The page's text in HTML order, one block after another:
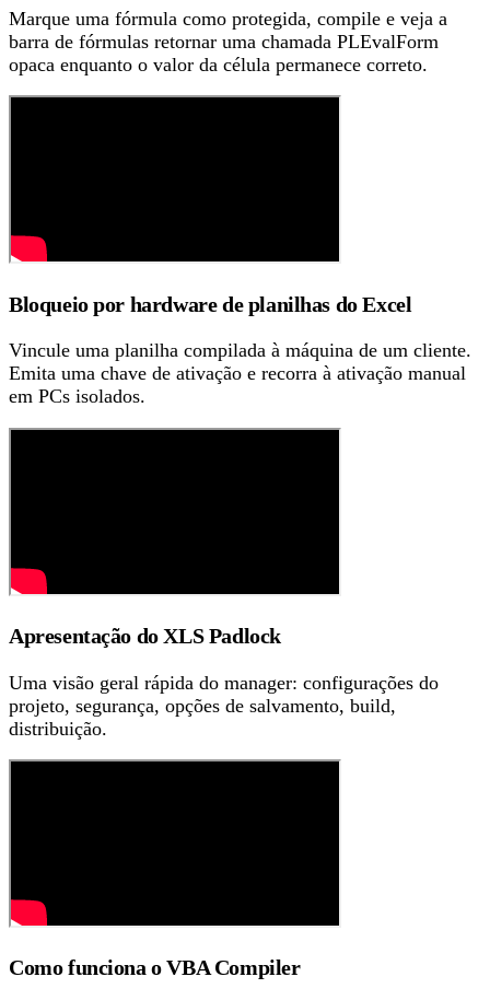
Marque uma fórmula como protegida, compile e veja a
barra de fórmulas retornar uma chamada PLEvalForm
opaca enquanto o valor da célula permanece correto.
Bloqueio por hardware de planilhas do Excel
Vincule uma planilha compilada à máquina de um cliente.
Emita uma chave de ativação e recorra à ativação manual
em PCs isolados.
Apresentação do XLS Padlock
Uma visão geral rápida do manager: configurações do
projeto, segurança, opções de salvamento, build,
distribuição.
Como funciona o VBA Compiler